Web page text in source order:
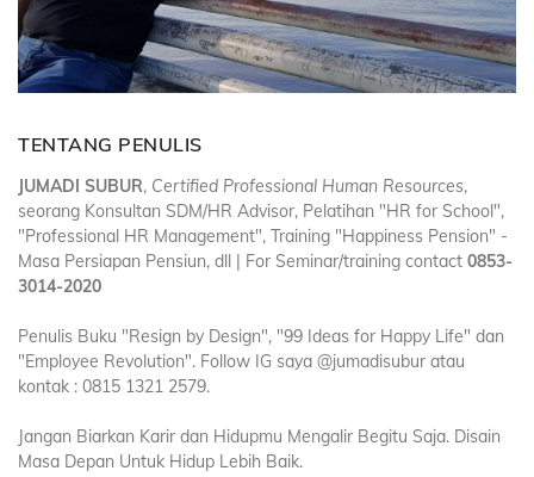
TENTANG PENULIS
JUMADI SUBUR, Certified Professional Human Resources,
seorang Konsultan SDM/HR Advisor, Pelatihan "HR for School",
"Professional HR Management", Training "Happiness Pension" -
Masa Persiapan Pensiun, dll | For Seminar/training contact 0853-
3014-2020
Penulis Buku "Resign by Design", "99 Ideas for Happy Life" dan
"Employee Revolution". Follow IG saya @jumadisubur atau
kontak : 0815 1321 2579.
Jangan Biarkan Karir dan Hidupmu Mengalir Begitu Saja. Disain
Masa Depan Untuk Hidup Lebih Baik.